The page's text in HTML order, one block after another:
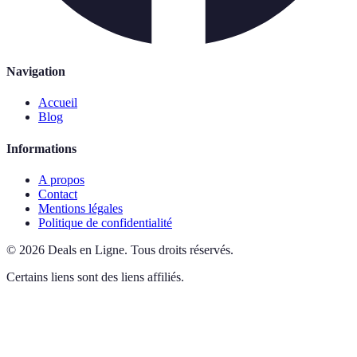
Navigation
Accueil
Blog
Informations
A propos
Contact
Mentions légales
Politique de confidentialité
© 2026 Deals en Ligne. Tous droits réservés.
Certains liens sont des liens affiliés.